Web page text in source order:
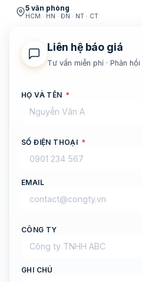
5 văn phòng
HCM · HN · ĐN · NT · CT
Liên hệ báo giá
Tư vấn miễn phí · Phản
HỌ VÀ TÊN *
SỐ ĐIỆN THOẠI *
EMAIL
CÔNG TY
GHI CHÚ